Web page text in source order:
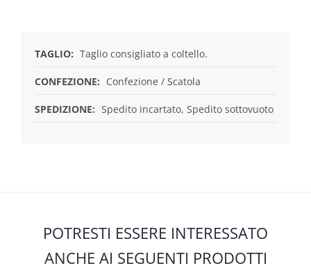
TAGLIO: Taglio consigliato a coltello.
CONFEZIONE: Confezione / Scatola
SPEDIZIONE: Spedito incartato, Spedito sottovuoto
POTRESTI ESSERE INTERESSATO
ANCHE AI SEGUENTI PRODOTTI